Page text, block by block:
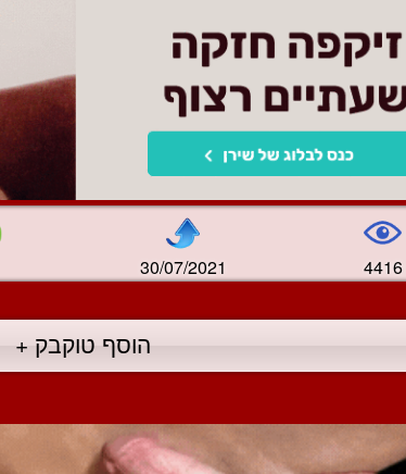
30/07/2021 4416
הוסף טוקבק +